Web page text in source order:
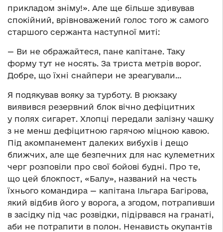
прикладом зніму!». Але ще більше здивував
спокійний, врівноважений голос того ж самого
старшого сержанта наступної миті:
— Ви не ображайтеся, пане капітане. Таку
форму тут не носять. За триста метрів ворог.
Добре, що їхні снайпери не зреагували…
Я подякував вояку за турботу. В рюкзаку
виявився резервний блок вічно дефіцитних
у полях сигарет. Хлопці передали залізну чашку
з не менш дефіцитною гарячою міцною кавою.
Під акомпанемент далеких вибухів і дещо
ближчих, але ще безпечних для нас кулеметних
черг розповіли про свої бойові будні. Про те,
що цей блокпост, «Балу», названий на честь
їхнього командира — капітана Ільгара Багірова,
який відбив його у ворога, а згодом, потрапивши
в засідку під час розвідки, підірвався на гранаті,
аби не потрапити в полон. Ненависть окупантів